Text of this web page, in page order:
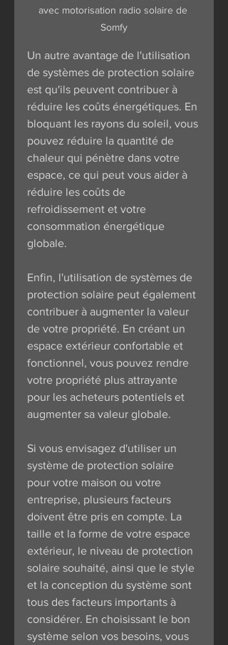
avec motorisation radio solaire de
Somfy
Un autre avantage de l'utilisation
de systèmes de protection solaire
est qu'ils peuvent contribuer à
réduire les coûts énergétiques. En
bloquant les rayons du soleil, vous
pouvez réduire la quantité de
chaleur qui pénètre dans votre
espace, ce qui peut vous aider à
réduire les coûts de
refroidissement et votre
consommation énergétique
globale.
Enfin, l'utilisation de systèmes de
protection solaire peut également
contribuer à augmenter la valeur
de votre propriété. En créant un
espace extérieur confortable et
fonctionnel, vous pouvez rendre
votre propriété plus attrayante
pour les acheteurs potentiels et
augmenter sa valeur globale.
Si vous envisagez d'utiliser un
système de protection solaire
pour votre maison ou votre
entreprise, plusieurs facteurs
doivent être pris en compte. La
taille et la forme de votre espace
extérieur, le niveau de protection
solaire souhaité, ainsi que le style
et la conception du système sont
tous des facteurs importants à
considérer. En choisissant le bon
système selon vos besoins, vous